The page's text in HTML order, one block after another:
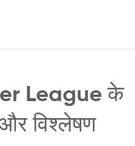
League के
विश्लेषण